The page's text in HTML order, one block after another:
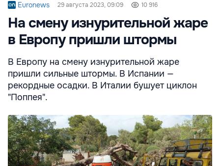
Euronews 29 августа 2023, 09:09 10 916
На смену изнурительной жаре
в Европу пришли штормы
В Европу на смену изнурительной жаре
пришли сильные штормы. В Испании —
рекордные осадки. В Италии бушует циклон
"Поппея".